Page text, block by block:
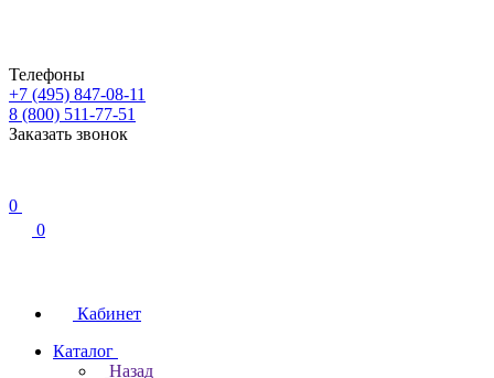
Телефоны
+7 (495) 847-08-11
8 (800) 511-77-51
Заказать звонок
0
0
Кабинет
Каталог
Назад